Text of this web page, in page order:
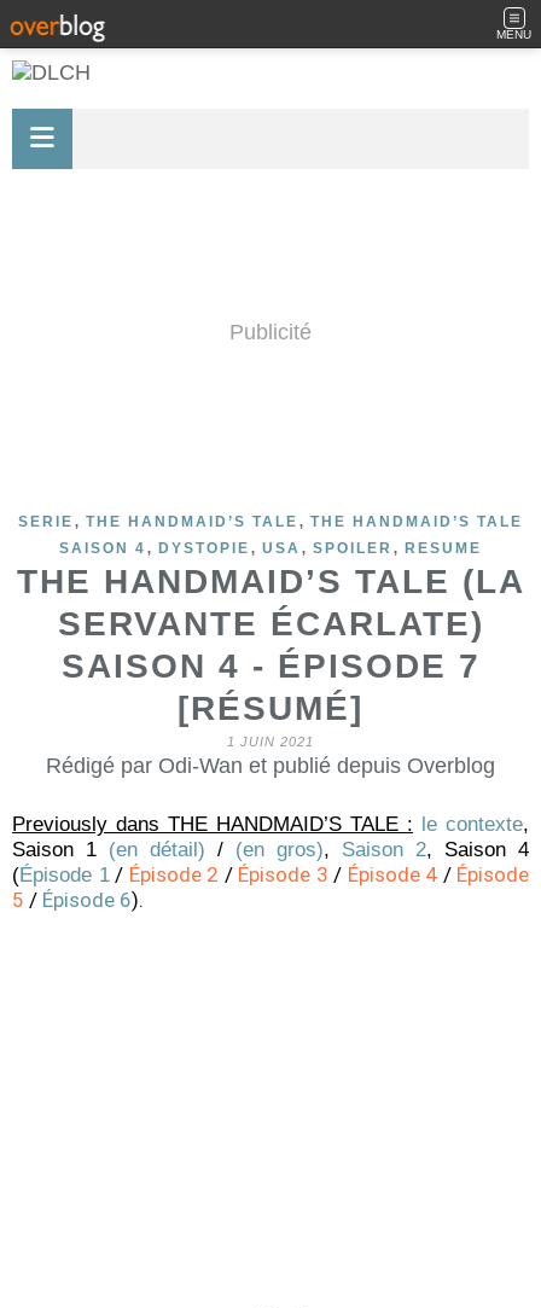
MENU
Publicité
SERIE , THE HANDMAID’S TALE , THE HANDMAID’S TALE
SAISON 4 , DYSTOPIE , USA , SPOILER , RESUME
THE HANDMAID’S TALE (LA
SERVANTE ÉCARLATE)
SAISON 4 - ÉPISODE 7
[RÉSUMÉ]
1 JUIN 2021
Rédigé par Odi-Wan et publié depuis Overblog
Previously dans THE HANDMAID’S TALE : le contexte,
Saison 1 (en détail) / (en gros), Saison 2, Saison 4
(Épisode 1/ Épisode 2 / Épisode 3 / Épisode 4 / Épisode
5 / Épisode 6).